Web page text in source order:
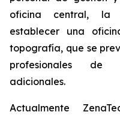
oficina central, la
establecer una
topografía, que se
profesionales de
adicionales.
Actualmente